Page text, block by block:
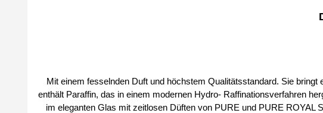
Mit einem fesselnden Duft und höchstem Qualitätsstandard. Sie
enthält Paraffin, das in einem modernen Hydro- Raffinationsverfahren hergestellt wird
im eleganten Glas mit zeitlosen Düften von PURE und PURE ROYAL Schneide den Docht vor jedem Gebrauch auf eine Höhe von ca. 5 mm, damit die Flamme stabil ist und die Kerze